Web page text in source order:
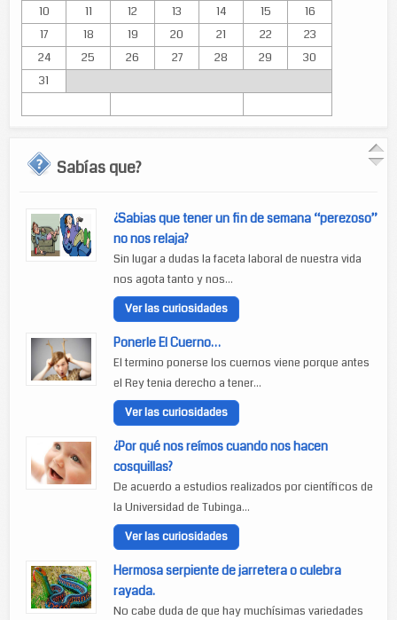
10
11 12 13 14 15
16
17
18 19 20 21 22
23
24
25 26 27 28 29
30
31
Sabías que?
¿Sabias que tener un fin de semana “perezoso”
no nos relaja?
Sin lugar a dudas la faceta laboral de nuestra vida
nos agota tanto y nos...
Ver las curiosidades
Ponerle El Cuerno…
El termino ponerse los cuernos viene porque antes
el Rey tenia derecho a tener...
Ver las curiosidades
¿Por qué nos reímos cuando nos hacen
cosquillas?
De acuerdo a estudios realizados por científicos de
la Universidad de Tubinga...
Ver las curiosidades
Hermosa serpiente de jarretera o culebra
rayada.
No cabe duda de que hay muchísimas variedades